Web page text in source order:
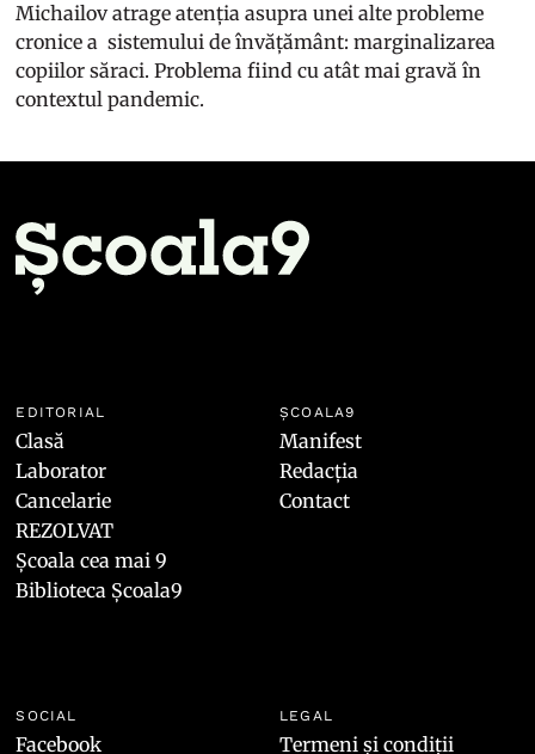
Michailov atrage atenția asupra unei alte probleme
cronice a sistemului de învățământ: marginalizarea
copiilor săraci. Problema fiind cu atât mai gravă în
contextul pandemic.
EDITORIAL
Clasă
Laborator
Cancelarie
REZOLVAT
Școala cea mai 9
Biblioteca Școala9
ȘCOALA9
Manifest
Redacția
Contact
SOCIAL
Facebook
LEGAL
Termeni și condiții